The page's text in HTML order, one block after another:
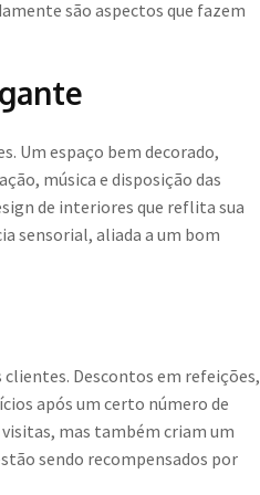
são aspectos que fazem
Um espaço bem decorado,
música e disposição das
de interiores que reflita sua
sensorial, aliada a um bom
Descontos em refeições,
após um certo número de
mas também criam um
sendo recompensados por